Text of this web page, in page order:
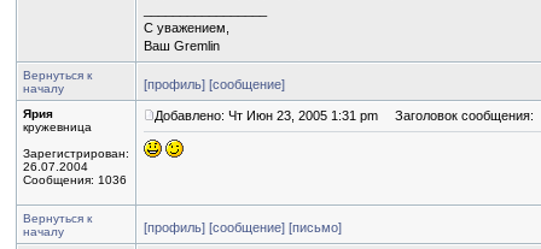
С уважением,
Ваш Gremlin
Вернуться к
началу
[профиль] [сообщение]
Ярия
кружевница
Зарегистрирован:
26.07.2004
Сообщения: 1036
Добавлено: Чт Июн 23, 2005 1:31 pm Заголовок сообщения:
Вернуться к
началу
[профиль] [сообщение] [письмо]